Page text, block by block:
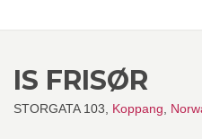
IS FRISØR
STORGATA 103, Koppang